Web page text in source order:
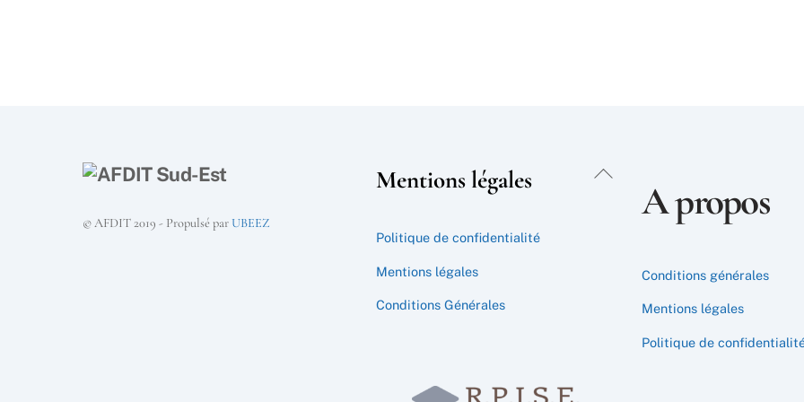
Back
© AFDIT 2019 - Propulsé parUBEEZ
Mentions légales
Politique de confidentialité
Mentions légales
Conditions Générales
A propos
Conditions générales
Mentions légales
Politique de